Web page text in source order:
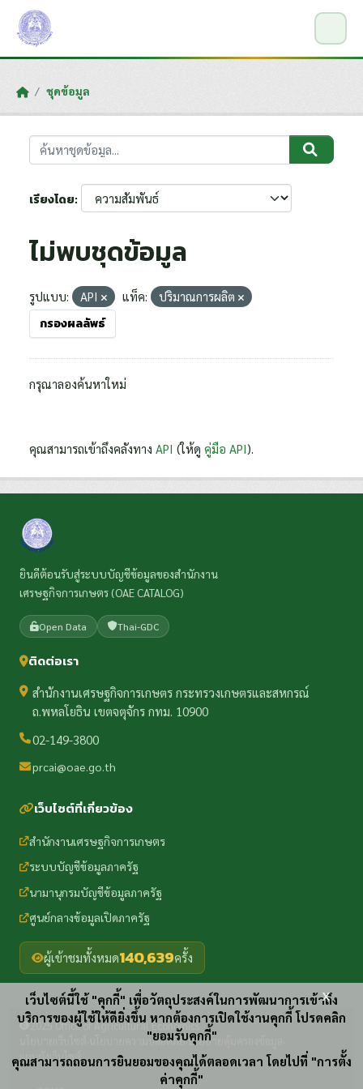
Skip to main content
ชุดข้อมูล
เรียงโดย
ไม่พบชุดข้อมูล
รูปแบบ: API แท็ค: ปริมาณการผลิต
กรองผลลัพธ์
กรุณาลองค้นหาใหม่
คุณสามารถเข้าถึงคลังทาง API (ให้ดู คู่มือ API).
ยินดีต้อนรับสู่ระบบบัญชีข้อมูลของสำนักงาน
เศรษฐกิจการเกษตร (OAE CATALOG)
Open Data Thai-GDC
ติดต่อเรา
สำนักงานเศรษฐกิจการเกษตร กระทรวงเกษตรและสหกรณ์
ถ.พหลโยธิน เขตจตุจักร กทม. 10900
02-149-3800
prcai@oae.go.th
เว็บไซต์ที่เกี่ยวข้อง
สำนักงานเศรษฐกิจการเกษตร
ระบบบัญชีข้อมูลภาครัฐ
นามานุกรมบัญชีข้อมูลภาครัฐ
ศูนย์กลางข้อมูลเปิดภาครัฐ
ผู้เข้าชมทั้งหมด140,639ครั้ง
2025 Office of Agricultural Economics
นโยบายความปลอดภัย·นโยบายคุ้มครองข้อมูล
แผนผังเว็บไซต์
เว็บไซต์นี้ใช้ "คุกกี้" เพื่อวัตถุประสงค์ในการพัฒนาการเข้าถึง
บริการของผู้ใช้ให้ดียิ่งขึ้น หากต้องการเปิดใช้งานคุกกี้ โปรดคลิก
"ยอมรับคุกกี้"
คุณสามารถถอนการยินยอมของคุณได้ตลอดเวลา โดยไปที่ "การตั้ง
ค่าคุกกี้"
x